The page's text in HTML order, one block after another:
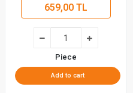
659,00 TL
Piece
Add to cart